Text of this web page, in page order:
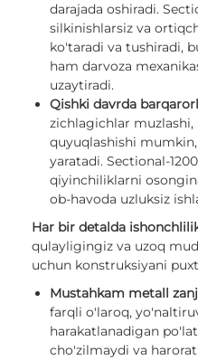
darajada oshiradi.
silkinishlarsiz va
ko'taradi va tushiradi,
ham darvoza
uzaytiradi.
Qishki davrda
zichlagichlar
quyuqlashishi
yaratadi. Sectional-
qiyinchiliklarni
ob-havoda uzluksiz
Har bir detalda
qulayligingiz va uzoq
uchun konstruksiyani
Mustahkam metall
farqli o'laroq,
harakatlanadigan
cho'zilmaydi va